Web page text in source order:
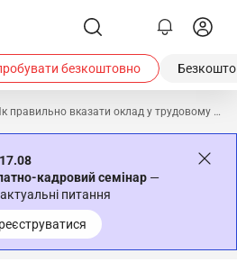
безкоштовно
Як правильно вказати оклад у трудовому договорі
кадровий семінар —
питання